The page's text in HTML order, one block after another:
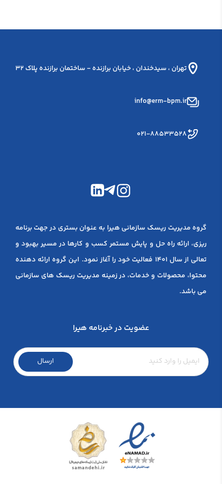
تهران ، سيدخندان ، خيابان برازنده - ساختمان برازنده پلاک 32
info@erm-bpm.ir
۰۲۱-۸۸۵۳۳۵۲۸
گروه مدیریت ریسک سازمانی هیرا به عنوان بستری در جهت برنامه
ریزی، ارائه راه حل و پایش مستمر کسب و کارها در مسیر بهبود و
تعالی از سال 1401 فعالیت خود را آغاز نمود. این گروه ارائه دهنده
محتوا، محصولات و خدمات، در زمینه مدیریت ریسک های سازمانی
می باشد.
عضویت در خبرنامه هیرا
ارسال